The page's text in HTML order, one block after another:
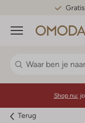
Menu
Shop nu:
Terug